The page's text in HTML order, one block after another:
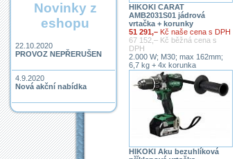
HIKOKI CARAT
AMB2031S01 jádrová
vrtačka + korunky
51 291,– Kč naše cena s DPH
67 152,– Kč běžná cena s
DPH
2.000 W; M30; max 162mm;
6,7 kg + 4x korunka
HIKOKI Aku bezuhlíková
Novinky z
eshopu
22.10.2020
PROVOZ NEPŘERUŠEN
4.9.2020
Nová akční nabídka